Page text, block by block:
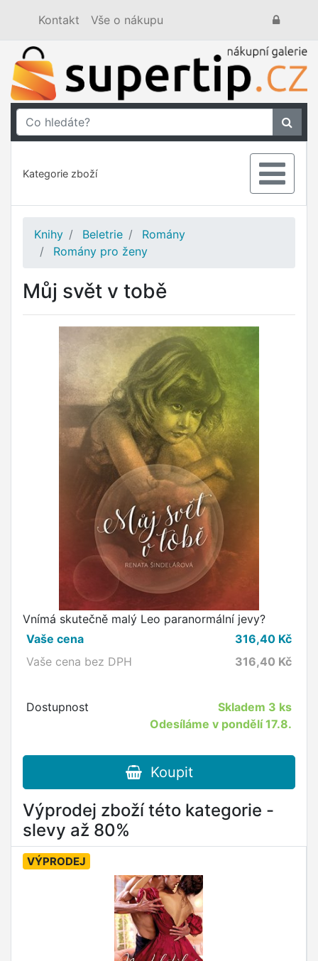
Kontakt Vše o nákupu
Kategorie zboží
Knihy Beletrie
Romány
Romány pro ženy
Můj svět v tobě
Vnímá skutečně malý Leo paranormální jevy?
Vaše cena
316,40 Kč
Vaše cena bez DPH
316,40 Kč
Dostupnost Skladem 3 ks
Odesíláme v pondělí 17.8.
Koupit
Výprodej zboží této kategorie -
slevy až 80%
VÝPRODEJ